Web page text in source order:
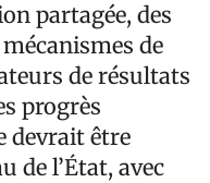
partagée, des
de
de résultats
progrès
devrait être
de l’État, avec